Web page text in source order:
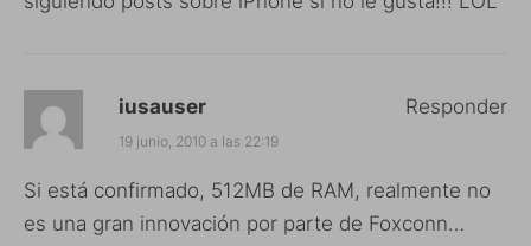
iusauser
19 junio, 2010 a las 22:19
Si está confirmado, 512MB de RAM, realmente no
es una gran innovación por parte de Foxconn…
Responder